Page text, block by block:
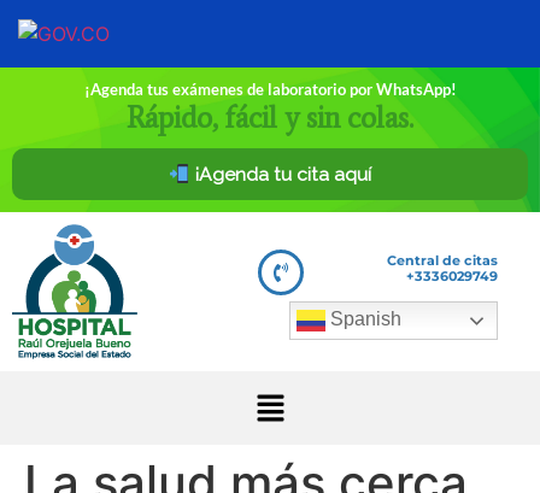
¡Agenda tus exámenes de laboratorio por WhatsApp!
Rápido, fácil y sin colas.
¡Agenda tu cita aquí
Central de citas
+3336029749
Spanish